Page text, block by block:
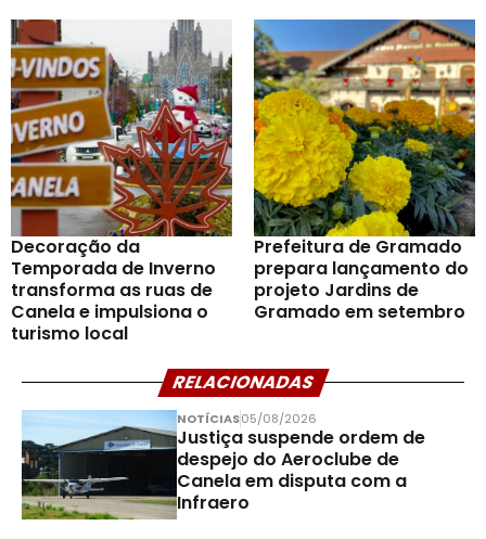
Decoração da
Temporada de Inverno
transforma as ruas de
Canela e impulsiona o
turismo local
Prefeitura de Gramado
prepara lançamento do
projeto Jardins de
Gramado em setembro
RELACIONADAS
NOTÍCIAS05/08/2026
Justiça suspende ordem de
despejo do Aeroclube de
Canela em disputa com a
Infraero